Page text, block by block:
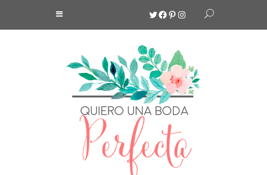
Twitter
Facebook
Pinterest
Instagram